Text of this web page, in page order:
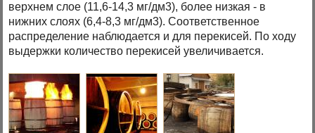
верхнем слое (11,6-14,3 мг/дм3), более низкая - в
нижних слоях (6,4-8,3 мг/дм3). Соответственное
распределение наблюдается и для перекисей. По ходу
выдержки количество перекисей увеличивается.